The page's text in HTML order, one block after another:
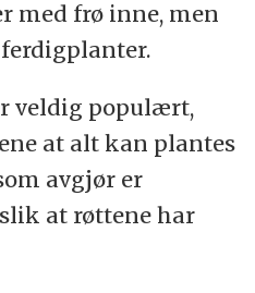
med frø inne, men
veldig populært,
at alt kan plantes
avgjør er
at røttene har